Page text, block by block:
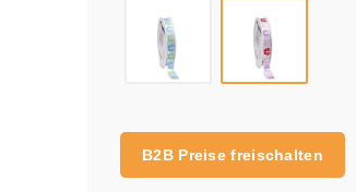
B2B Preise freischalten